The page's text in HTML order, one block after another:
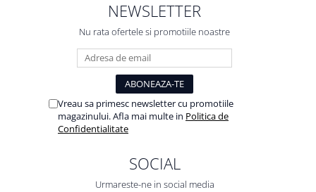
NEWSLETTER
Nu rata ofertele si promotiile noastre
Vreau sa primesc newsletter cu promotiile
magazinului. Afla mai multe in Politica de
Confidentialitate
SOCIAL
Urmareste-ne in social media